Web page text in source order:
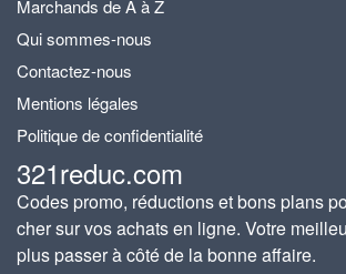
Marchands de A à Z
Qui sommes-nous
Contactez-nous
Mentions légales
Politique de confidentialité
321reduc.com
Codes promo, réductions et bons plans
cher sur vos achats en ligne. Votre
plus passer à côté de la bonne affaire.